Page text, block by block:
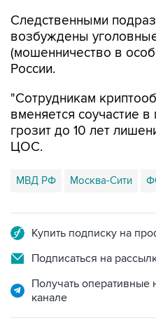
Следственными
возбуждены
(мошенничество в
России.
"Сотрудникам
вменяется соучастие
грозит до 10 лет
ЦОС.
МВД РФ Москва-Сити
Купить подписку на
Подписаться на
Получать
канале